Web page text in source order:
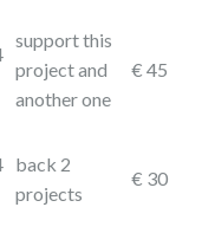
support this
project and
another one
€ 45
back 2
projects
€ 30